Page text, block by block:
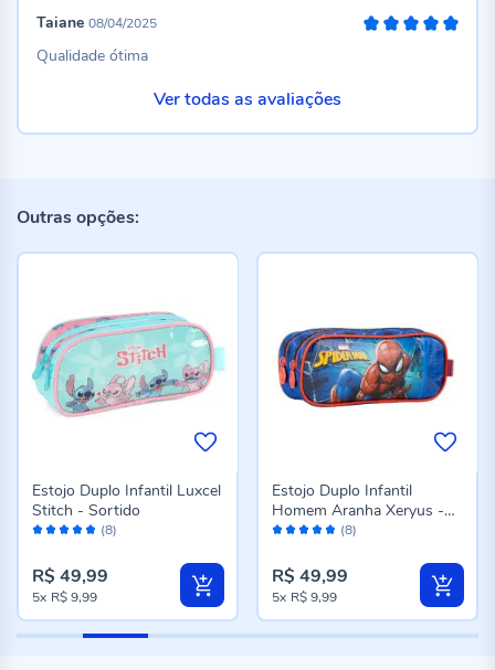
Taiane 08/04/2025
Qualidade ótima
Ver todas as avaliações
Outras opções:
Avaliação: (8)
Estojo Duplo Infantil Luxcel
Stitch - Sortido
R$ 49,99
5x R$ 9,99
Avaliação: (8)
Estojo Duplo Infantil
Homem Aranha Xeryus -
Azul
R$ 49,99
5x R$ 9,99